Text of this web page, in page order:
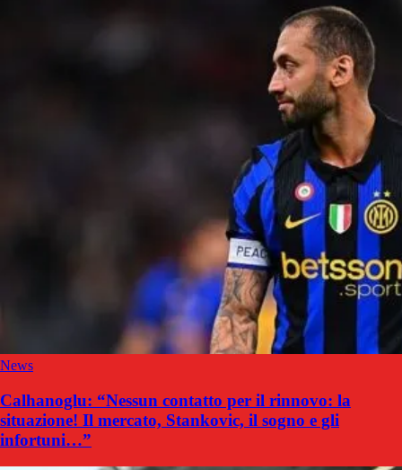
News
Calhanoglu: “Nessun contatto per il rinnovo: la
situazione! Il mercato, Stankovic, il sogno e gli
infortuni…”